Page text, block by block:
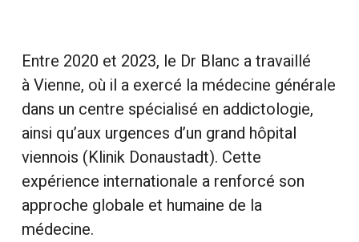
Entre 2020 et 2023, le Dr Blanc a travaillé
à Vienne, où il a exercé la médecine générale
dans un centre spécialisé en addictologie,
ainsi qu’aux urgences d’un grand hôpital
viennois (Klinik Donaustadt). Cette
expérience internationale a renforcé son
approche globale et humaine de la
médecine.